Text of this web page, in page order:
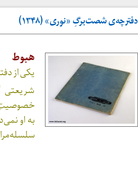
دفترچه‌ی شصت‌برگِ «نوری» (۱۳۴۸)
هبوط
یکی از
شریعتی
خصوصیتِ
به او